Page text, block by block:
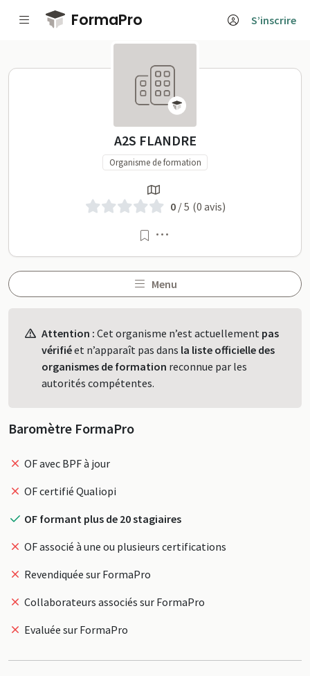
Passer au contenu principal
FormaPro S’inscrire
A2S FLANDRE sur
A2S FLANDRE
Organisme de formation
0/ 5 (0 avis)
Menu
Attention : Cet organisme n’est actuellement pas
vérifiéet n’apparaît pas dans la liste officielle des
organismes de formation reconnue par les
autorités compétentes.
Baromètre FormaPro
OF avec BPF à jour
OF certifié Qualiopi
OF formant plus de 20 stagiaires
OF associé à une ou plusieurs certifications
Revendiquée sur FormaPro
Collaborateurs associés sur FormaPro
Evaluée sur FormaPro